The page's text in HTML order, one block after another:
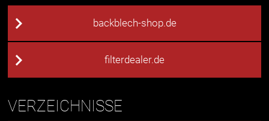
backblech-shop.de
filterdealer.de
VERZEICHNISSE